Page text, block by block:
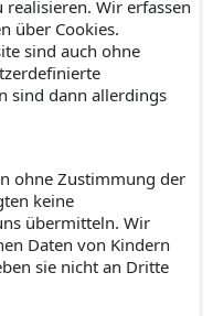
Wir erfassen
über Cookies.
sind auch ohne
sind dann allerdings
ohne Zustimmung der
keine
übermitteln. Wir
Daten von Kindern
sie nicht an Dritte